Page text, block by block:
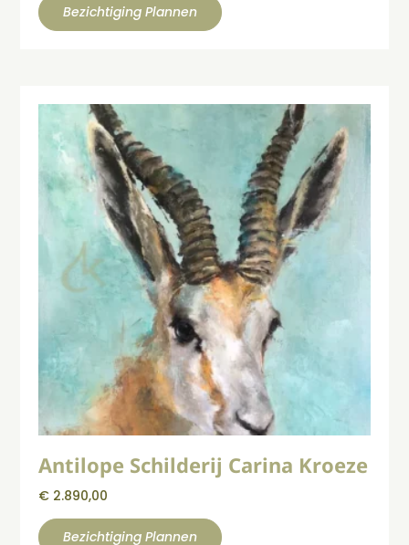
Bezichtiging Plannen
Antilope Schilderij Carina Kroeze
€ 2.890,00
Bezichtiging Plannen